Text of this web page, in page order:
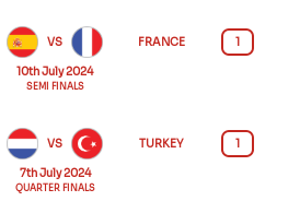
VS FRANCE 1
10th July 2024
SEMI FINALS
VS TURKEY 1
7th July 2024
QUARTER FINALS